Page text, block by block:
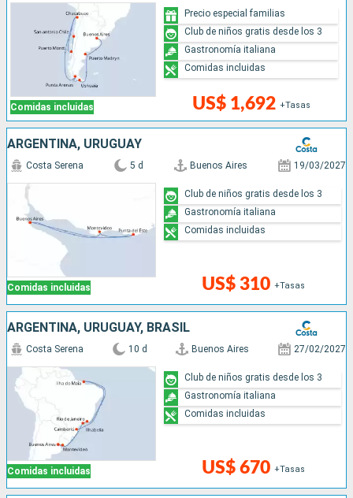
Comidas incluidas US$ 1,692 +Tasas
Precio especial familias
Club de niños gratis desde los 3
Gastronomía italiana
Comidas incluidas
ARGENTINA, URUGUAY
Comidas incluidas
Costa Serena 5 d Buenos Aires 19/03/2027
US$ 310 +Tasas
Club de niños gratis desde los 3
Gastronomía italiana
Comidas incluidas
ARGENTINA, URUGUAY, BRASIL
Comidas incluidas
Costa Serena 10 d Buenos Aires 27/02/2027
US$ 670 +Tasas
Club de niños gratis desde los 3
Gastronomía italiana
Comidas incluidas